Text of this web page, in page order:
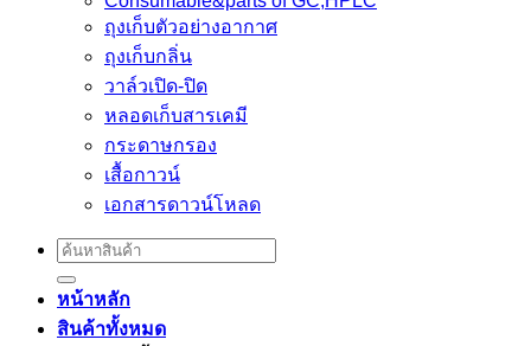
ถุงเก็บตัวอย่างอากาศ
ถุงเก็บกลิ่น
วาล์วเปิด-ปิด
หลอดเก็บสารเคมี
กระดาษกรอง
เสื้อกาวน์
เอกสารดาวน์โหลด
Search
for:
หน้าหลัก
สินค้าทั้งหมด